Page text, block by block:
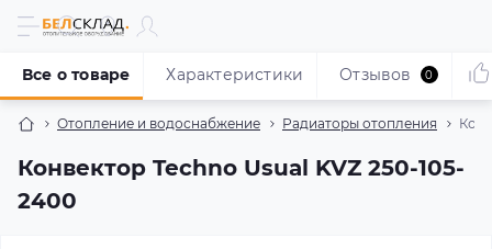
Отопление и водоснабжение Радиаторы отопления
Конвектор Techno Usual KVZ 250-105-
2400
Все о товаре Характеристики Отзывов 0